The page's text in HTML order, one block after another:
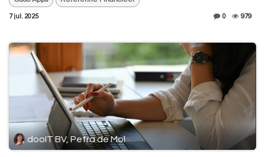
7 jul. 2025 0 979
dooIT BV, Petra de Mol